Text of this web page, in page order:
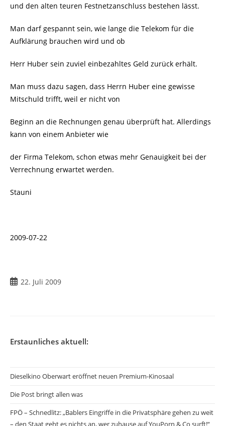
und den alten teuren Festnetzanschluss bestehen lässt.
Man darf gespannt sein, wie lange die Telekom für die
Aufklärung brauchen wird und ob
Herr Huber sein zuviel einbezahltes Geld zurück erhält.
Man muss dazu sagen, dass Herrn Huber eine gewisse
Mitschuld trifft, weil er nicht von
Beginn an die Rechnungen genau überprüft hat. Allerdings
kann von einem Anbieter wie
der Firma Telekom, schon etwas mehr Genauigkeit bei der
Verrechnung erwartet werden.
Stauni
2009-07-22
Beitrag22. Juli 2009
Erstaunliches aktuell:
Dieselkino Oberwart eröffnet neuen Premium-Kinosaal
Die Post bringt allen was
FPÖ – Schnedlitz: „Bablers Eingriffe in die Privatsphäre gehen zu weit
– den Staat geht es nichts an, wer zuhause auf YouPorn & Co surft!“